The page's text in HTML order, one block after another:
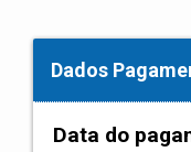
Dados
Data do